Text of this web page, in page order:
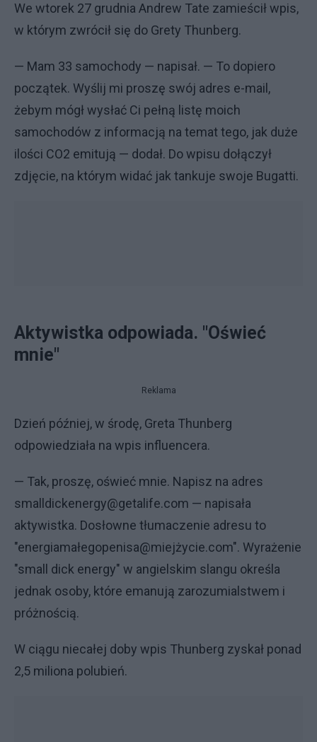
We wtorek 27 grudnia Andrew Tate zamieścił wpis,
w którym zwrócił się do Grety Thunberg.
— Mam 33 samochody — napisał. — To dopiero
początek. Wyślij mi proszę swój adres e-mail,
żebym mógł wysłać Ci pełną listę moich
samochodów z informacją na temat tego, jak duże
ilości CO2 emitują — dodał. Do wpisu dołączył
zdjęcie, na którym widać jak tankuje swoje Bugatti.
Aktywistka odpowiada. "Oświeć
mnie"
Reklama
Dzień później, w środę, Greta Thunberg
odpowiedziała na wpis influencera.
— Tak, proszę, oświeć mnie. Napisz na adres
smalldickenergy@getalife.com — napisała
aktywistka. Dosłowne tłumaczenie adresu to
"energiamałegopenisa@miejżycie.com". Wyrażenie
"small dick energy" w angielskim slangu określa
jednak osoby, które emanują zarozumialstwem i
próżnością.
W ciągu niecałej doby wpis Thunberg zyskał ponad
2,5 miliona polubień.